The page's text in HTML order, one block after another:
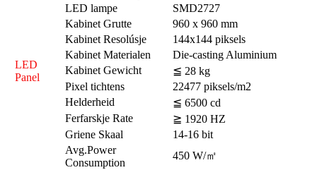
LED lampe
SMD2727
LED
Panel
Kabinet Grutte
960 x 960 mm
Kabinet Resolúsje
144x144 piksels
Kabinet Materialen
Die-casting Aluminium
Kabinet Gewicht
≦ 28 kg
Pixel tichtens
22477 piksels/m2
Helderheid
≦ 6500 cd
Ferfarskje Rate
≧ 1920 HZ
Griene Skaal
14-16 bit
Avg.Power
Consumption
450 W/㎡